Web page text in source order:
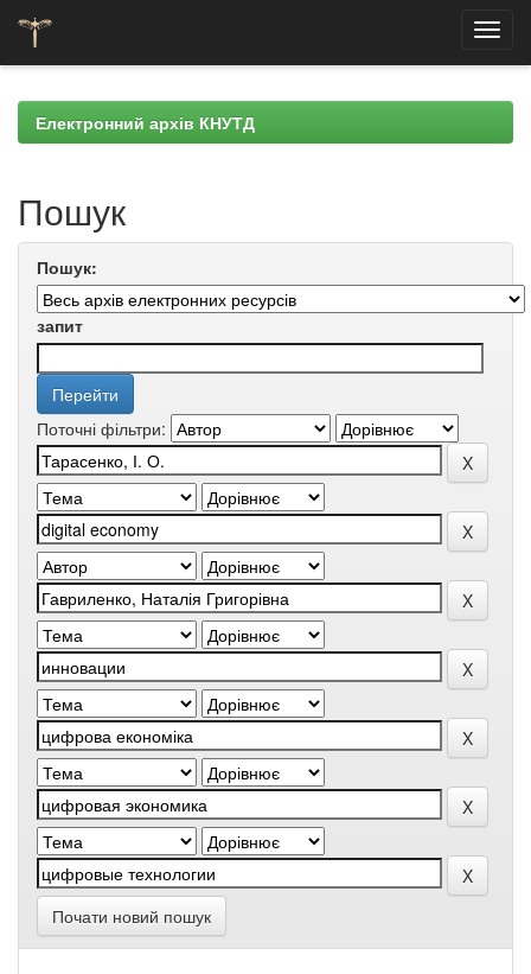
navigationЕлектронний архів КНУТД
Пошук
Пошук:
запит
Поточні фільтри:
Почати новий пошук